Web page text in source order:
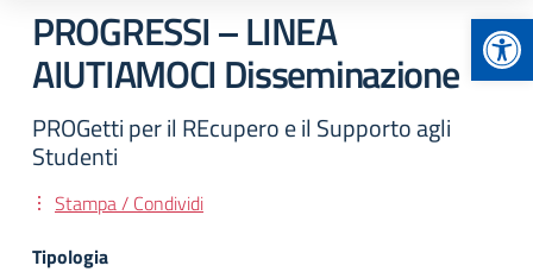
PROGRESSI – LINEA
AIUTIAMOCI Disseminazione
PROGetti per il REcupero e il Supporto agli
Studenti
Stampa / Condividi
Tipologia